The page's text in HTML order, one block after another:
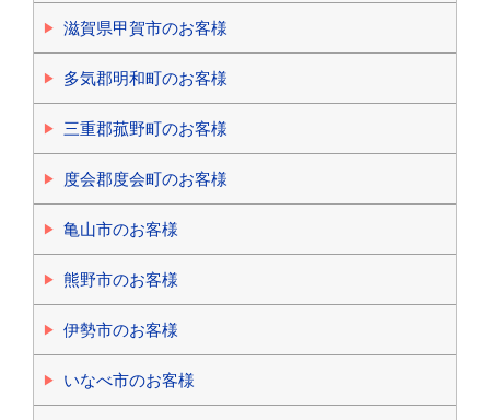
滋賀県甲賀市のお客様
多気郡明和町のお客様
三重郡菰野町のお客様
度会郡度会町のお客様
亀山市のお客様
熊野市のお客様
伊勢市のお客様
いなべ市のお客様